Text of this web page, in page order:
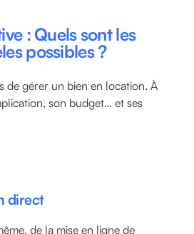
: Quels sont les
possibles ?
de gérer un bien en location. À
son budget… et ses
direct
de la mise en ligne de